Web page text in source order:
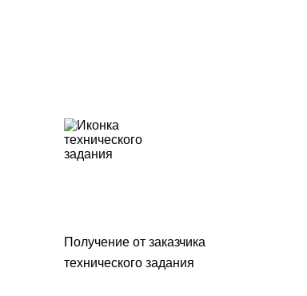
Получение от заказчика
технического задания